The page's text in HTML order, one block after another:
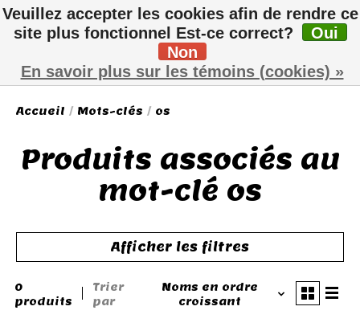
Liste de
Panier
Accueil / Mots-clés / os
Produits associés au
mot-clé os
Afficher les filtres
0
produits
Trier
par
Noms en ordre
croissant
Veuillez accepter les cookies afin de rendre ce
site plus fonctionnel Est-ce correct?
Oui
Non
En savoir plus sur les témoins (cookies) »